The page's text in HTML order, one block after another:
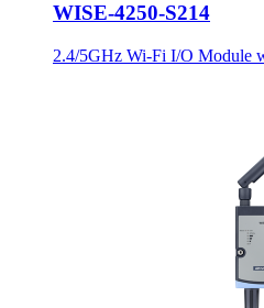
WISE-4250-S214
2.4/5GHz Wi-Fi I/O Module